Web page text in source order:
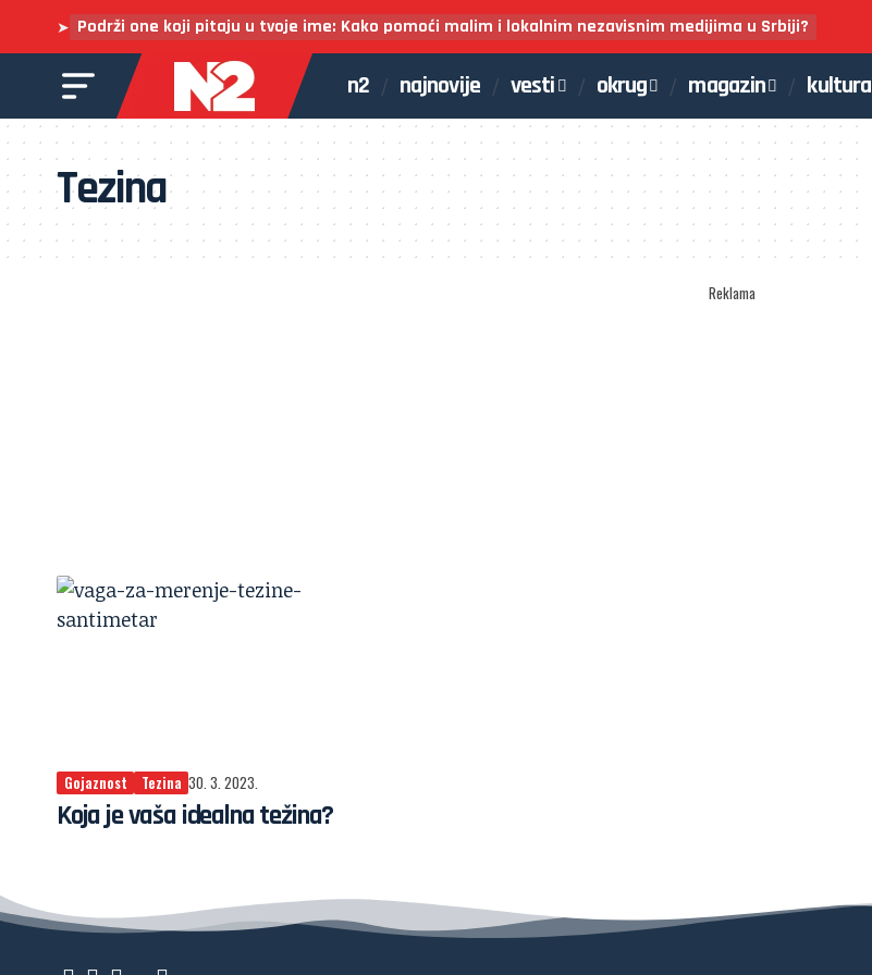
➤ Podrži one koji pitaju u tvoje ime: Kako pomoći malim i lokalnim nezavisnim medijima u Srbiji?
n2 najnovije vesti okrug magazin kultura
Tezina
Reklama
Gojaznost Tezina 30. 3. 2023.
Koja je vaša idealna težina?